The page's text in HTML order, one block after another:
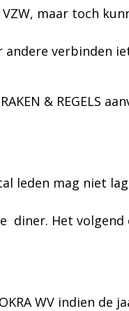
maar toch
andere verbinden
& REGELS
leden mag niet
diner. Het volgend
WV indien de